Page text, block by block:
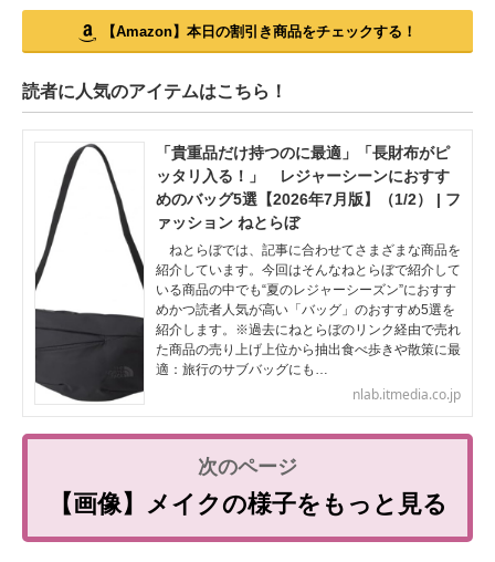
【Amazon】本日の割引き商品をチェックする！
読者に人気のアイテムはこちら！
「貴重品だけ持つのに最適」「長財布がピ
ッタリ入る！」 レジャーシーンにおすす
めのバッグ5選【2026年7月版】（1/2） | フ
ァッション ねとらぼ
ねとらぼでは、記事に合わせてさまざまな商品を
紹介しています。今回はそんなねとらぼで紹介して
いる商品の中でも“夏のレジャーシーズン”におすす
めかつ読者人気が高い「バッグ」のおすすめ5選を
紹介します。※過去にねとらぼのリンク経由で売れ
た商品の売り上げ上位から抽出食べ歩きや散策に最
適：旅行のサブバッグにも…
nlab.itmedia.co.jp
【画像】メイクの様子をもっと見る